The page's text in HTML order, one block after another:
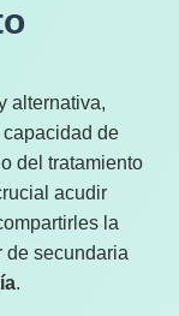
alternativa,
de
del tratamiento
acudir
la
de secundaria
.